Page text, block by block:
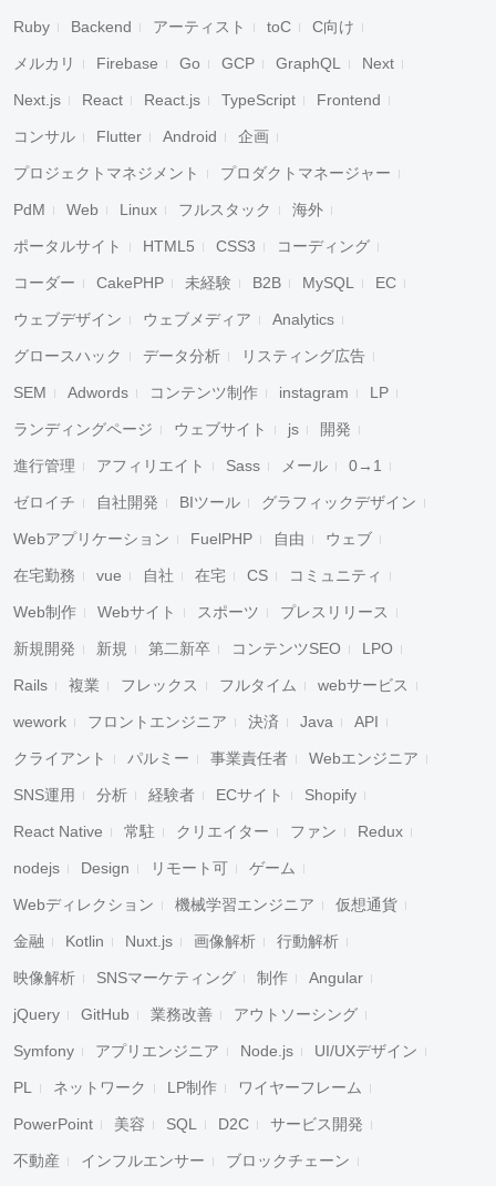
Ruby Backend アーティスト toC C向け
メルカリ Firebase Go GCP GraphQL Next
Next.js React React.js TypeScript Frontend
コンサル Flutter Android 企画
プロジェクトマネジメント プロダクトマネージャー
PdM Web Linux フルスタック 海外
ポータルサイト HTML5 CSS3 コーディング
コーダー CakePHP 未経験 B2B MySQL EC
ウェブデザイン ウェブメディア Analytics
グロースハック データ分析 リスティング広告
SEM Adwords コンテンツ制作 instagram LP
ランディングページ ウェブサイト js 開発
進行管理 アフィリエイト Sass メール 0→1
ゼロイチ 自社開発 BIツール グラフィックデザイン
Webアプリケーション FuelPHP 自由 ウェブ
在宅勤務 vue 自社 在宅 CS コミュニティ
Web制作 Webサイト スポーツ プレスリリース
新規開発 新規 第二新卒 コンテンツSEO LPO
Rails 複業 フレックス フルタイム webサービス
wework フロントエンジニア 決済 Java API
クライアント パルミー 事業責任者 Webエンジニア
SNS運用 分析 経験者 ECサイト Shopify
React Native 常駐 クリエイター ファン Redux
nodejs Design リモート可 ゲーム
Webディレクション 機械学習エンジニア 仮想通貨
金融 Kotlin Nuxt.js 画像解析 行動解析
映像解析 SNSマーケティング 制作 Angular
jQuery GitHub 業務改善 アウトソーシング
Symfony アプリエンジニア Node.js UI/UXデザイン
PL ネットワーク LP制作 ワイヤーフレーム
PowerPoint 美容 SQL D2C サービス開発
不動産 インフルエンサー ブロックチェーン